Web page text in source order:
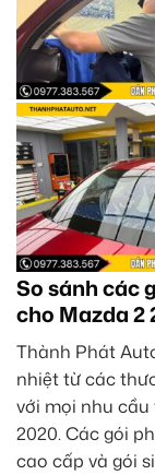
So sánh các
cho Mazda 2
Thành Phát
nhiệt từ các
với mọi nhu cầu
2020. Các gói
cao cấp và gói